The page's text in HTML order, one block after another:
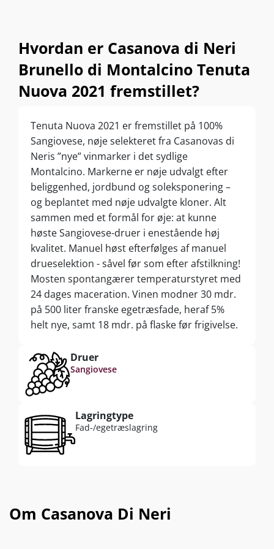
Hvordan er Casanova di Neri
Brunello di Montalcino Tenuta
Nuova 2021 fremstillet?
Tenuta Nuova 2021 er fremstillet på 100%
Sangiovese, nøje selekteret fra Casanovas di
Neris ”nye” vinmarker i det sydlige
Montalcino. Markerne er nøje udvalgt efter
beliggenhed, jordbund og soleksponering –
og beplantet med nøje udvalgte kloner. Alt
sammen med et formål for øje: at kunne
høste Sangiovese-druer i enestående høj
kvalitet. Manuel høst efterfølges af manuel
drueselektion - såvel før som efter afstilkning!
Mosten spontangærer temperaturstyret med
24 dages maceration. Vinen modner 30 mdr.
på 500 liter franske egetræsfade, heraf 5%
helt nye, samt 18 mdr. på flaske før frigivelse.
Druer
Sangiovese
Lagringtype
Fad-/egetræslagring
Om Casanova Di Neri